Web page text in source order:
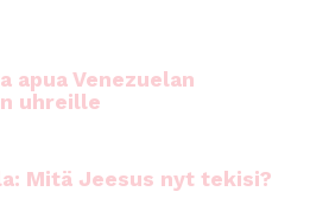
apua Venezuelan
uhreille
Mitä Jeesus nyt tekisi?